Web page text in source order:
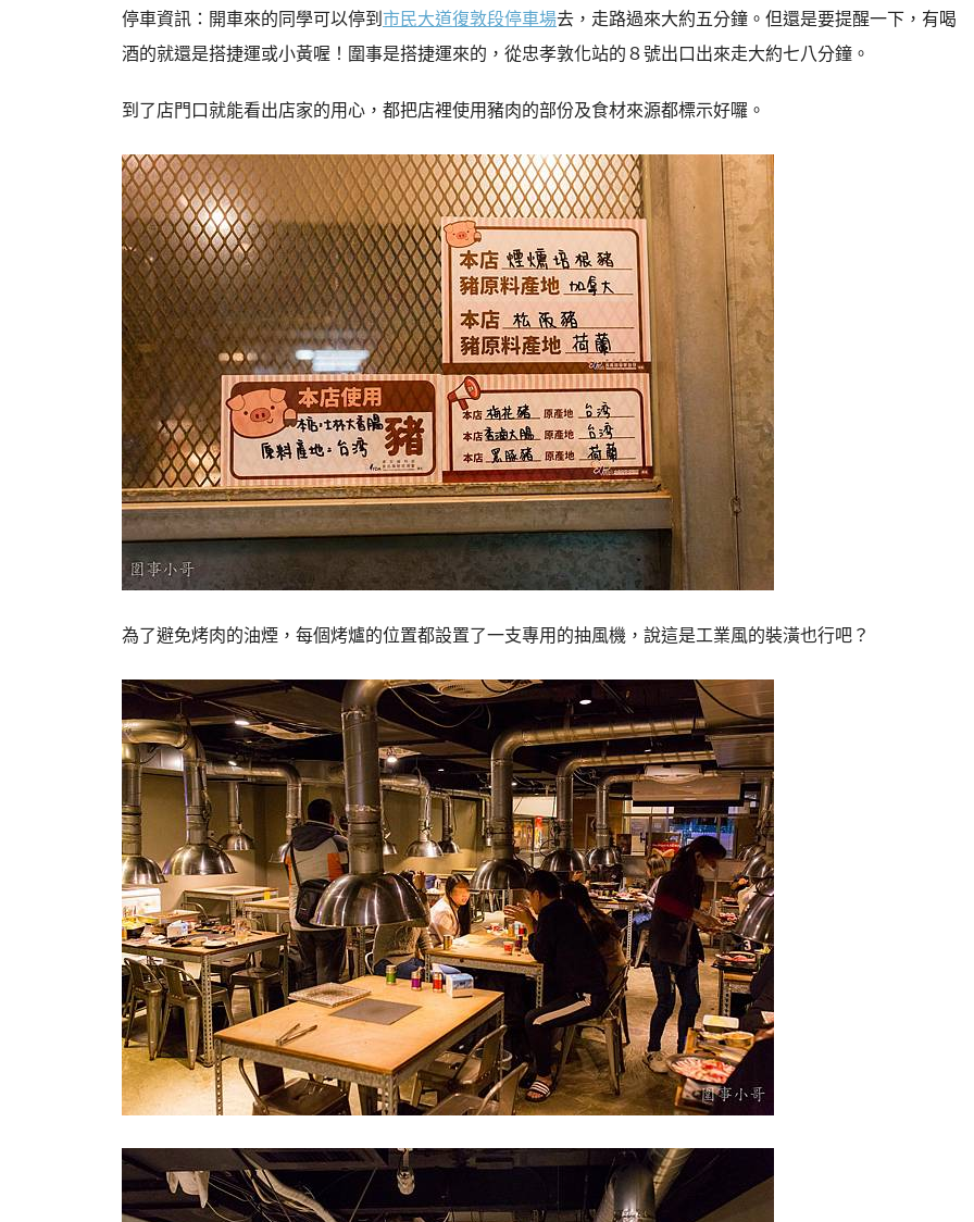
停車資訊：開車來的同學可以停到 市民大道復敦段停車場去，走路過來大約五分鐘。但還是要提醒一下，有喝
酒的就還是搭捷運或小黃喔！圍事是搭捷運來的，從忠孝敦化站的８號出口出來走大約七八分鐘。
到了店門口就能看出店家的用心，都把店裡使用豬肉的部份及食材來源都標示好囉。
為了避免烤肉的油煙，每個烤爐的位置都設置了一支專用的抽風機，說這是工業風的裝潢也行吧？